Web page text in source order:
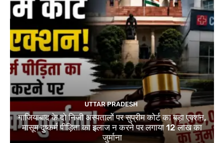
UTTAR PRADESH
गाजियाबाद के दो निजी अस्पतालों पर सुप्रीम कोर्ट का बड़ा एक्शन,
मासूम दुष्कर्म पीड़िता का इलाज न करने पर लगाया 12 लाख का
जुर्माना